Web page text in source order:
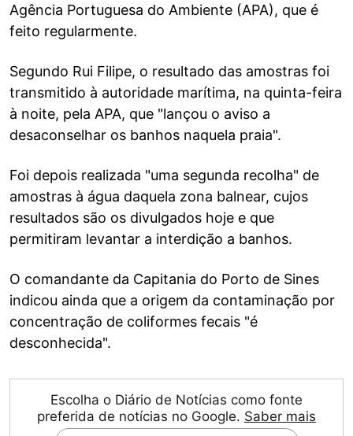
Agência Portuguesa do Ambiente (APA), que é
feito regularmente.
Segundo Rui Filipe, o resultado das amostras foi
transmitido à autoridade marítima, na quinta-feira
à noite, pela APA, que "lançou o aviso a
desaconselhar os banhos naquela praia".
Foi depois realizada "uma segunda recolha" de
amostras à água daquela zona balnear, cujos
resultados são os divulgados hoje e que
permitiram levantar a interdição a banhos.
O comandante da Capitania do Porto de Sines
indicou ainda que a origem da contaminação por
concentração de coliformes fecais "é
desconhecida".
Escolha o Diário de Notícias como fonte
preferida de notícias no Google. Saber mais